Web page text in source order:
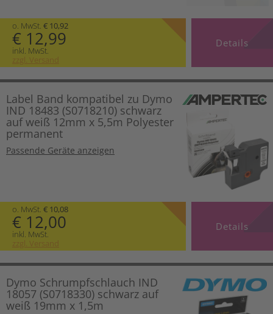
o. MwSt. € 10,92
€ 12,99
inkl. MwSt.
zzgl. Versand
Details
Label Band kompatibel zu Dymo
IND 18483 (S0718210) schwarz
auf weiß 12mm x 5,5m Polyester
permanent
Passende Geräte anzeigen
o. MwSt. € 10,08
€ 12,00
inkl. MwSt.
zzgl. Versand
Details
Dymo Schrumpfschlauch IND
18057 (S0718330) schwarz auf
weiß 19mm x 1,5m